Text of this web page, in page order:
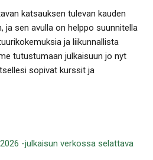
katsauksen tulevan kauden
ja sen avulla on helppo suunnitella
ja liikunnallista
tutustumaan julkaisuun jo nyt
sopivat kurssit ja
-julkaisun verkossa selattava